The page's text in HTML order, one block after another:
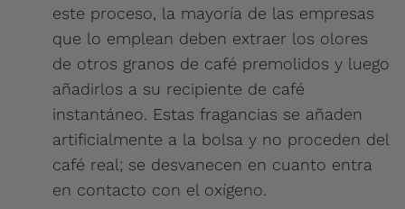
este proceso, la mayoría de las empresas
que lo emplean deben extraer los olores
de otros granos de café premolidos y luego
añadirlos a su recipiente de café
instantáneo. Estas fragancias se añaden
artificialmente a la bolsa y no proceden del
café real; se desvanecen en cuanto entra
en contacto con el oxígeno.